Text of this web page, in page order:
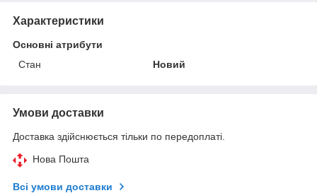
Характеристики
Основні атрибути
Стан
Новий
Умови доставки
Доставка здійснюється тільки по передоплаті.
Нова Пошта
Всі умови доставки